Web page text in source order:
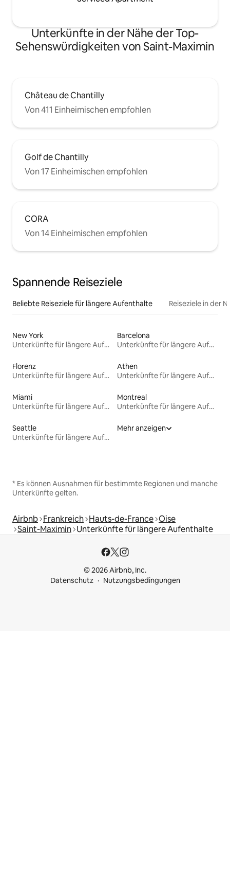
Unterkünfte in der Nähe der Top-
Sehenswürdigkeiten von Saint-Maximin
Château de Chantilly
Von 411 Einheimischen empfohlen
Golf de Chantilly
Von 17 Einheimischen empfohlen
CORA
Von 14 Einheimischen empfohlen
Spannende Reiseziele
Beliebte Reiseziele für längere Aufenthalte Reiseziele in der
New York
Unterkünfte für längere Aufenthalte
Barcelona
Unterkünfte für längere Aufenthalte
Florenz
Unterkünfte für längere Aufenthalte
Athen
Unterkünfte für längere Aufenthalte
Miami
Unterkünfte für längere Aufenthalte
Montreal
Unterkünfte für längere Aufenthalte
Seattle
Unterkünfte für längere Aufenthalte
Mehr anzeigen
* Es können Ausnahmen für bestimmte Regionen und manche
Unterkünfte gelten.
Airbnb Frankreich Hauts-de-France Oise
Saint-Maximin Unterkünfte für längere Aufenthalte
© 2026 Airbnb, Inc.
Datenschutz
Nutzungsbedingungen